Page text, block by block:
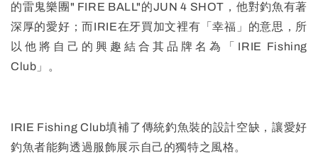
的雷鬼樂團" FIRE BALL"的JUN 4 SHOT，他對釣魚有著
深厚的愛好；而IRIE在牙買加文裡有「幸福」的意思，所
以他將自己的興趣結合其品牌名為「IRIE Fishing
Club」。
IRIE Fishing Club填補了傳統釣魚裝的設計空缺，讓愛好
釣魚者能夠透過服飾展示自己的獨特之風格。